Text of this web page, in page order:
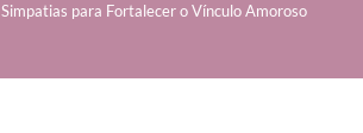
Simpatias para Fortalecer o Vínculo Amoroso